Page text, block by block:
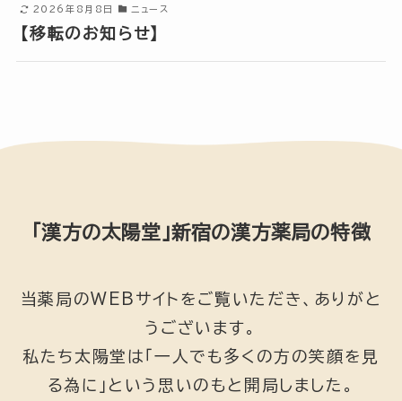
2026年8月8日 ニュース
【移転のお知らせ】
「漢方の太陽堂」新宿の漢方薬局の特徴
当薬局のWEBサイトをご覧いただき、ありがと
うございます。
私たち太陽堂は「一人でも多くの方の笑顔を見
る為に」という思いのもと開局しました。